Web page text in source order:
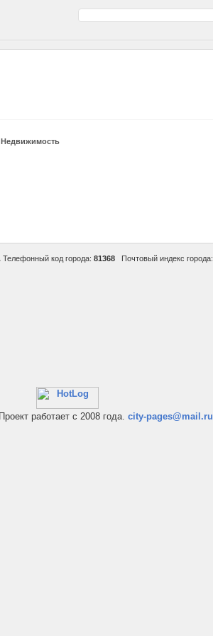
Недвижимость
Телефонный код города: 81368 Почтовый индекс города:
Проект работает с 2008 года. city-pages@mail.ru